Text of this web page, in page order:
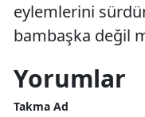
eylemlerini
bambaşka değil
Yorumlar
Takma Ad